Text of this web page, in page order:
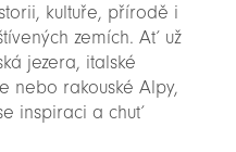
kultuře, přírodě i
zemích. Ať už
jezera, italské
nebo rakouské Alpy,
inspiraci a chuť